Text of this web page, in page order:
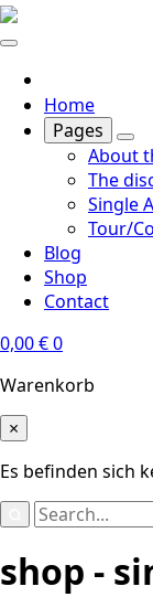
Skip
to
main
content
Home
Pages
About
The
Single
Tour/
Blog
Shop
Contact
0,00€0
Warenkorb
×
Es befinden sich
Search
shop -